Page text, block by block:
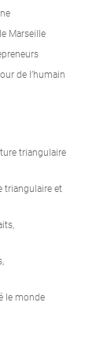
Marseille
de l’humain
triangulaire
triangulaire et
le monde